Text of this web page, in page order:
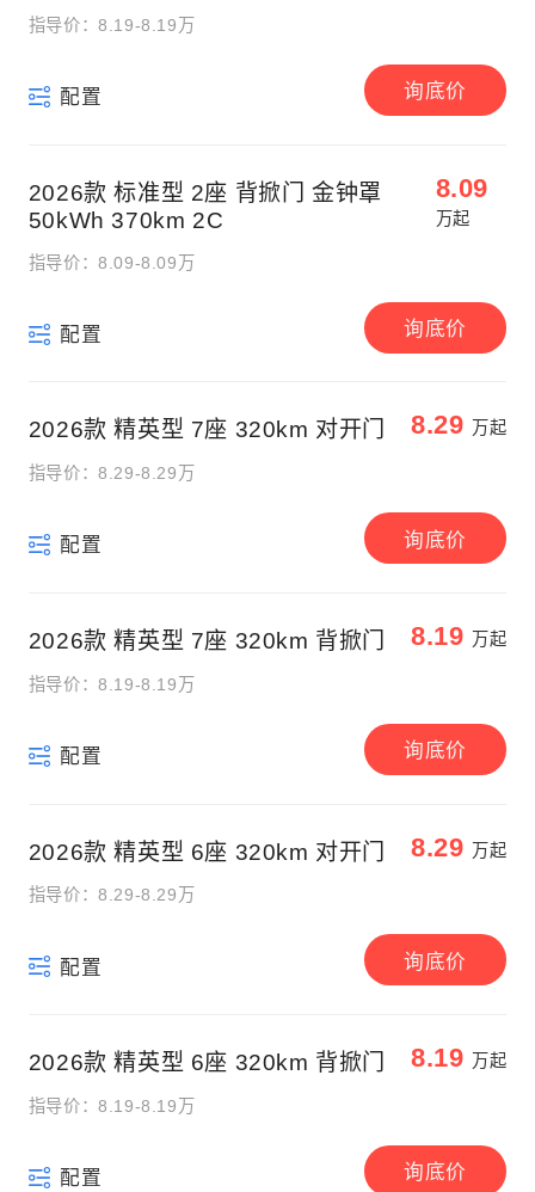
指导价：8.19-8.19万
配置 询底价
2026款 标准型 2座 背掀门 金钟罩
50kWh 370km 2C
8.09
万起
指导价：8.09-8.09万
配置 询底价
2026款 精英型 7座 320km 对开门 8.29 万起
指导价：8.29-8.29万
配置 询底价
2026款 精英型 7座 320km 背掀门 8.19 万起
指导价：8.19-8.19万
配置 询底价
2026款 精英型 6座 320km 对开门 8.29 万起
指导价：8.29-8.29万
配置 询底价
2026款 精英型 6座 320km 背掀门 8.19 万起
指导价：8.19-8.19万
配置 询底价